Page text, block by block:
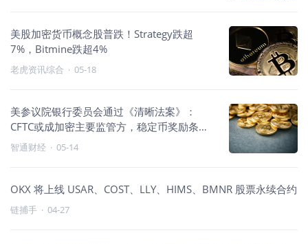
美股加密货币概念股普跌！Strategy跌超
7%，Bitmine跌超4%
老虎资讯综合 · 05-18
美参议院银行委员会通过《清晰法案》：
CFTC或成加密主要监管方，稳定币奖励条款
达成妥协
智通财经 · 05-14
OKX 将上线 USAR、COST、LLY、HIMS、BMNR 股票永续合约
链捕手 · 04-27